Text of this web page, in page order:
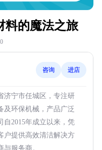
料的魔法之旅
咨询 进店
济宁市任城区，专注研
及环保机械，产品广泛
自2015年成立以来，凭
户提供高效清洁解决方
服务商。